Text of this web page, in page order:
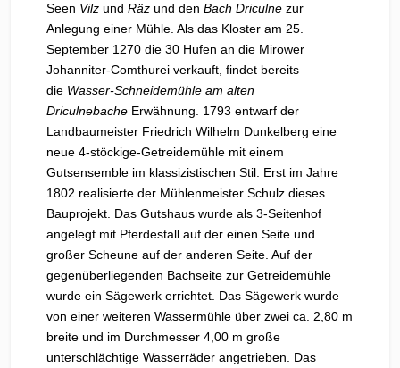
Seen Vilz und Räz und den Bach Driculne zur
Anlegung einer Mühle. Als das Kloster am 25.
September 1270 die 30 Hufen an die Mirower
Johanniter-Comthurei verkauft, findet bereits
die Wasser-Schneidemühle am alten
Driculnebache Erwähnung. 1793 entwarf der
Landbaumeister Friedrich Wilhelm Dunkelberg eine
neue 4-stöckige-Getreidemühle mit einem
Gutsensemble im klassizistischen Stil. Erst im Jahre
1802 realisierte der Mühlenmeister Schulz dieses
Bauprojekt. Das Gutshaus wurde als 3-Seitenhof
angelegt mit Pferdestall auf der einen Seite und
großer Scheune auf der anderen Seite. Auf der
gegenüberliegenden Bachseite zur Getreidemühle
wurde ein Sägewerk errichtet. Das Sägewerk wurde
von einer weiteren Wassermühle über zwei ca. 2,80 m
breite und im Durchmesser 4,00 m große
unterschlächtige Wasserräder angetrieben. Das